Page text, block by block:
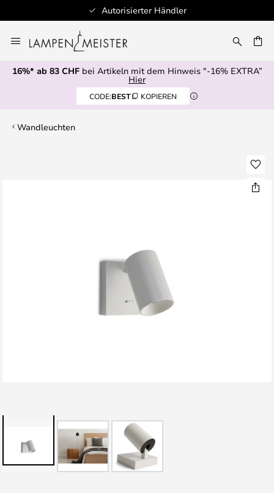
Autorisierter Händler
Inhalt
springen
16%* ab 83 CHFbei Artikeln mit dem Hinweis "-16% EXTRA”
Hier
CODE:BEST KOPIEREN
Wandleuchten